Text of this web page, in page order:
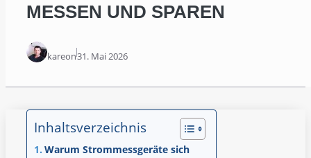
MESSEN UND SPAREN
kareon31. Mai 2026
Inhaltsverzeichnis
Warum Strommessgeräte sich